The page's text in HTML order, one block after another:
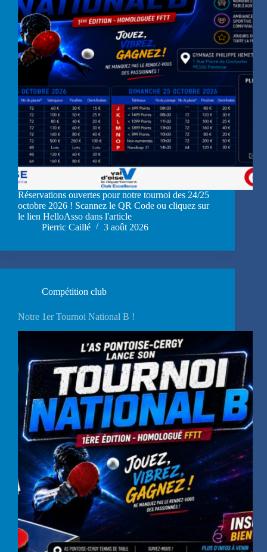
Réservations ouvertes pour notre tournoi des 24/25
octobre 2026 ! Scannez le QR Code ou cliquez sur
le lien HelloAsso dans l'article
Pierric Caillé
3 août 2026
Compétition club
Notre 1er Tournoi National B !